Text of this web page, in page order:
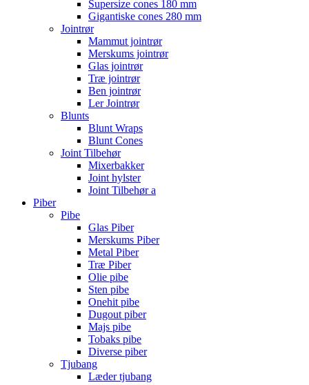
Supersize cones 180 mm
Gigantiske cones 280 mm
Jointrør
Mammut jointrør
Merskums jointrør
Glas jointrør
Træ jointrør
Ben jointrør
Ler Jointrør
Blunts
Blunt Wraps
Blunt Cones
Joint Tilbehør
Mixerbakker
Joint hylster
Joint Tilbehør a
Piber
Pibe
Glas Piber
Merskums Piber
Metal Piber
Træ Piber
Olie pibe
Sten pibe
Onehit pibe
Dugout piber
Majs pibe
Tobaks pibe
Diverse piber
Tjubang
Læder tjubang